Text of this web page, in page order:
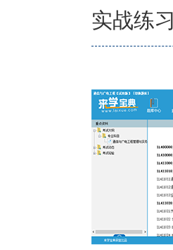
实战练习